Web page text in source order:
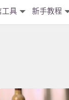
工具 新手教程